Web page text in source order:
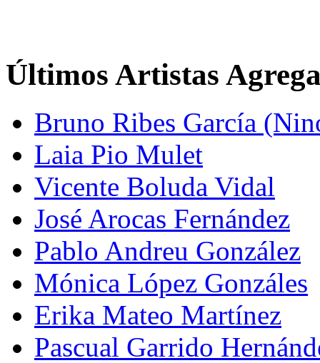
Últimos Artistas
Bruno Ribes García
Laia Pio Mulet
Vicente Boluda Vidal
José Arocas Fernández
Pablo Andreu González
Mónica López Gonzáles
Erika Mateo Martínez
Pascual Garrido